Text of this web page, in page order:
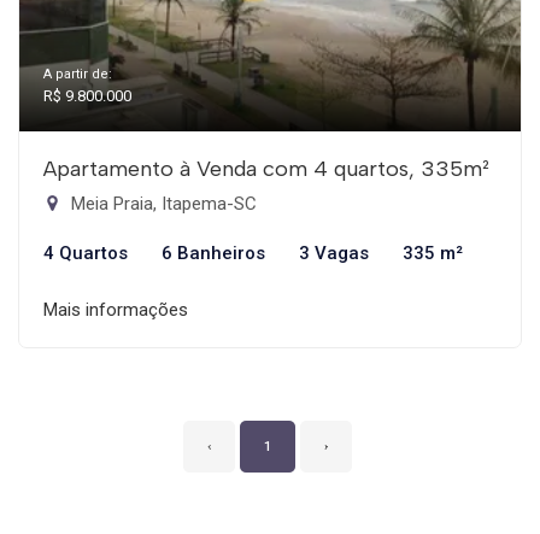
A partir de:
R$ 9.800.000
Apartamento à Venda com 4 quartos, 335m²
Meia Praia, Itapema-SC
4 Quartos 6 Banheiros 3 Vagas 335 m²
Mais informações
‹ 1 ›